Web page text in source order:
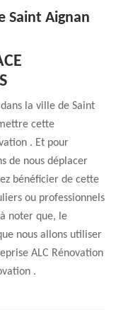
Saint Aignan
la ville de Saint
cette
. Et pour
de nous déplacer
bénéficier de cette
ou professionnels
noter que, le
nous allons utiliser
ALC Rénovation
.